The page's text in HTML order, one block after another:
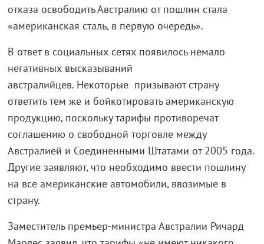
отказа освободить Австралию от пошлин стала
«американская сталь, в первую очередь».
В ответ в социальных сетях появилось немало
негативных высказываний
австралийцев. Некоторые призывают страну
ответить тем же и бойкотировать американскую
продукцию, поскольку тарифы противоречат
соглашению о свободной торговле между
Австралией и Соединенными Штатами от 2005 года.
Другие заявляют, что необходимо ввести пошлину
на все американские автомобили, ввозимые в
страну.
Заместитель премьер-министра Австралии Ричард